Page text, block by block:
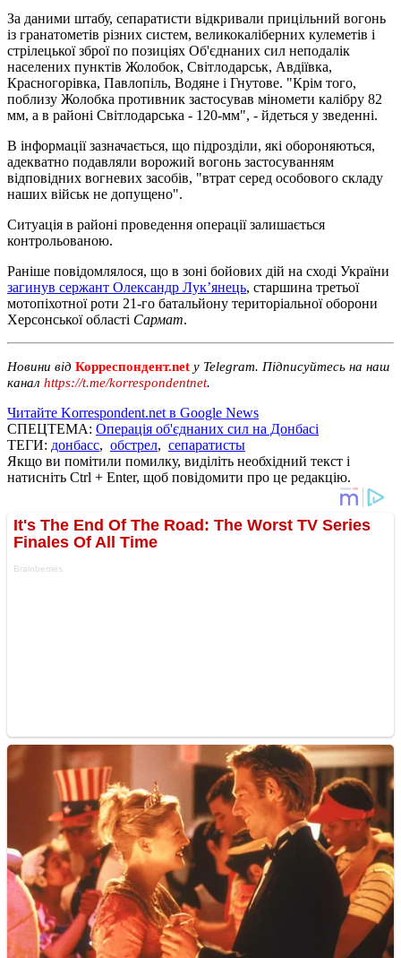
За даними штабу, сепаратисти відкривали прицільний вогонь
із гранатометів різних систем, великокаліберних кулеметів і
стрілецької зброї по позиціях Об'єднаних сил неподалік
населених пунктів Жолобок, Світлодарськ, Авдіївка,
Красногорівка, Павлопіль, Водяне і Гнутове. "Крім того,
поблизу Жолобка противник застосував міномети калібру 82
мм, а в районі Світлодарська - 120-мм", - йдеться у зведенні.
В інформації зазначається, що підрозділи, які обороняються,
адекватно подавляли ворожий вогонь застосуванням
відповідних вогневих засобів, "втрат серед особового складу
наших військ не допущено".
Ситуація в районі проведення операції залишається
контрольованою.
Раніше повідомлялося, що в зоні бойових дій на сході України
загинув сержант Олександр Лук’янець, старшина третьої
мотопіхотної роти 21-го батальйону територіальної оборони
Херсонської області Сармат.
Новини від Корреспондент.net у Telegram. Підписуйтесь на наш
канал https://t.me/korrespondentnet.
Читайте Korrespondent.net в Google News
СПЕЦТЕМА: Операція об'єднаних сил на Донбасі
ТЕГИ: донбасс, обстрел, сепаратисты
Якщо ви помітили помилку, виділіть необхідний текст і
натисніть Ctrl + Enter, щоб повідомити про це редакцію.